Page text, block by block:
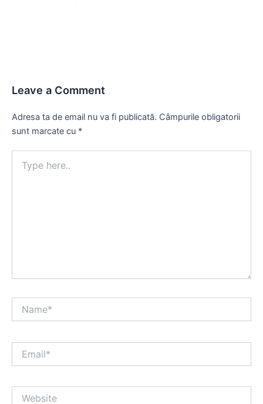
Leave a Comment
Adresa ta de email nu va fi publicată. Câmpurile obligatorii
sunt marcate cu *
here..